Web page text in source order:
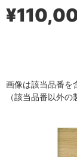
画像は該当品番を
（該当品番以外